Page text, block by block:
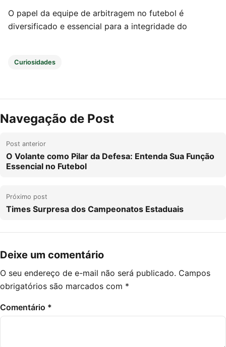
O papel da equipe de arbitragem no futebol é
diversificado e essencial para a integridade do
Curiosidades
Navegação de Post
Post anterior
O Volante como Pilar da Defesa: Entenda Sua Função
Essencial no Futebol
Próximo post
Times Surpresa dos Campeonatos Estaduais
Deixe um comentário
O seu endereço de e-mail não será publicado. Campos
obrigatórios são marcados com *
Comentário *